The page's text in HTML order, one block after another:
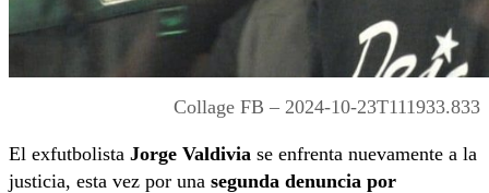
Collage FB – 2024-10-23T111933.833
El exfutbolista Jorge Valdivia se enfrenta nuevamente a la
justicia, esta vez por una segunda denuncia por